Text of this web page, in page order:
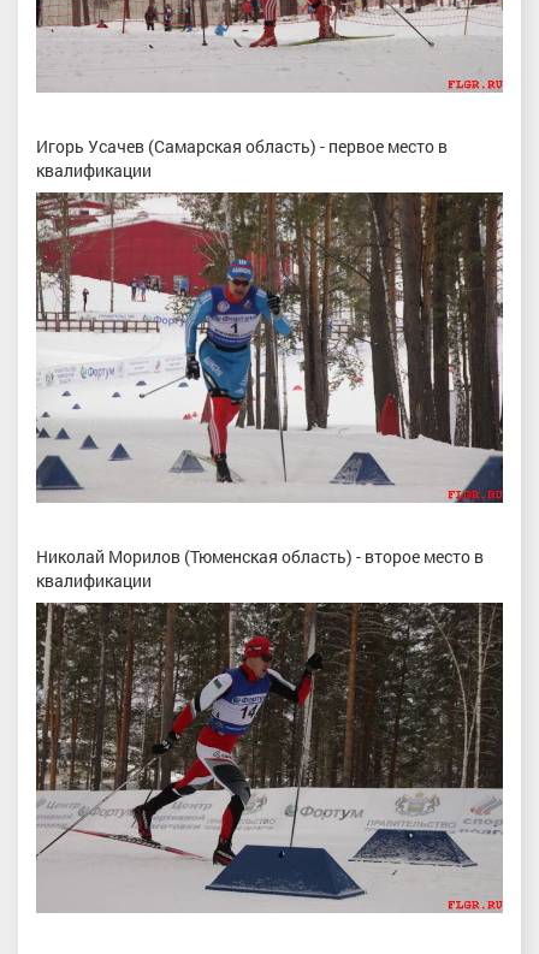
Игорь Усачев (Самарская область) - первое место в
квалификации
Николай Морилов (Тюменская область) - второе место в
квалификации